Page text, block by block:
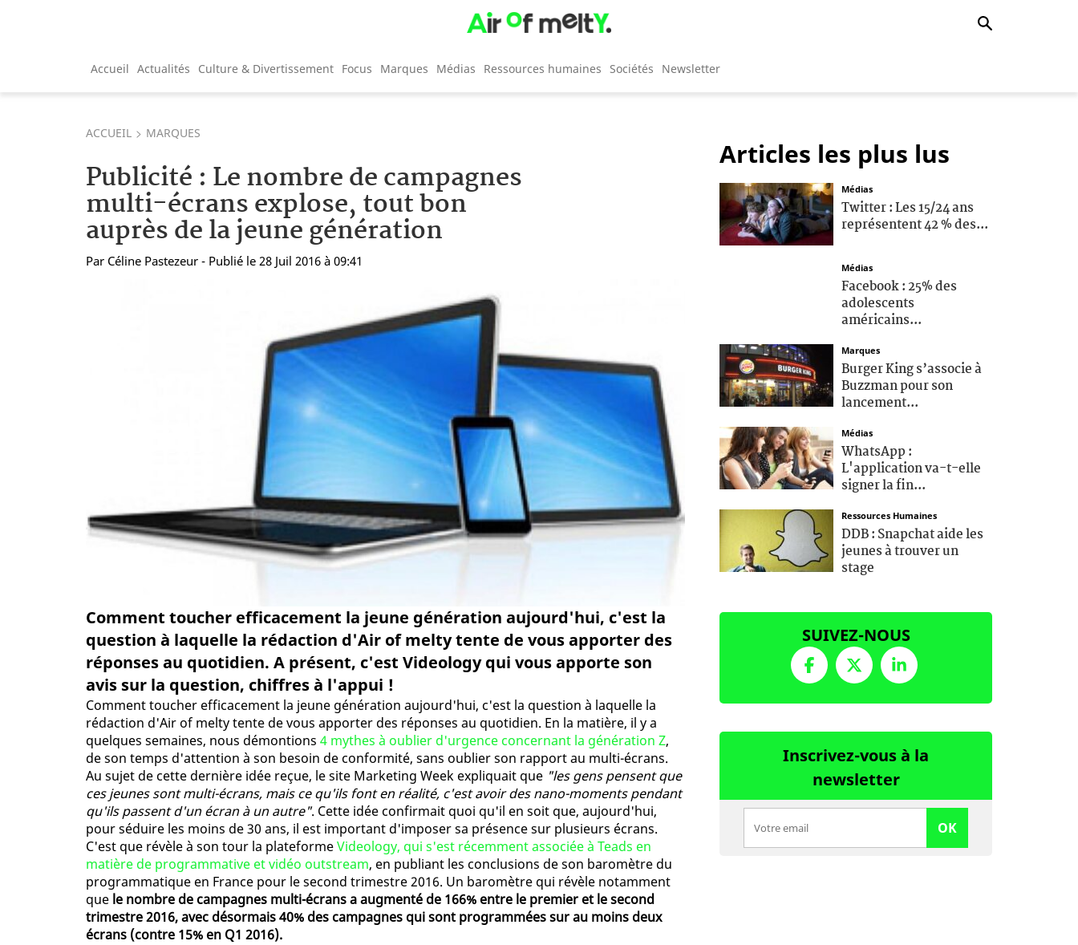
Accueil Actualités Culture & Divertissement Focus Marques Médias Ressources humaines Sociétés Newsletter
ACCUEIL MARQUES
Publicité : Le nombre de campagnes
multi-écrans explose, tout bon
auprès de la jeune génération
Par Céline Pastezeur - Publié le 28 Juil 2016 à 09:41
Comment toucher efficacement la jeune génération aujourd'hui, c'est la
question à laquelle la rédaction d'Air of melty tente de vous apporter des
réponses au quotidien. A présent, c'est Videology qui vous apporte son
avis sur la question, chiffres à l'appui !
Comment toucher efficacement la jeune génération aujourd'hui, c'est la question à laquelle la
rédaction d'Air of melty tente de vous apporter des réponses au quotidien. En la matière, il y a
quelques semaines, nous démontions 4 mythes à oublier d'urgence concernant la génération Z,
de son temps d'attention à son besoin de conformité, sans oublier son rapport au multi-écrans.
Au sujet de cette dernière idée reçue, le site Marketing Week expliquait que "les gens pensent que
ces jeunes sont multi-écrans, mais ce qu'ils font en réalité, c'est avoir des nano-moments pendant
qu'ils passent d'un écran à un autre". Cette idée confirmait quoi qu'il en soit que, aujourd'hui,
pour séduire les moins de 30 ans, il est important d'imposer sa présence sur plusieurs écrans.
C'est que révèle à son tour la plateformeVideology, qui s'est récemment associée à Teads en
matière de programmative et vidéo outstream, en publiant les conclusions de son baromètre du
programmatique en France pour le second trimestre 2016. Un baromètre qui révèle notamment
que le nombre de campagnes multi-écrans a augmenté de 166% entre le premier et le second
trimestre 2016, avec désormais 40% des campagnes qui sont programmées sur au moins deux
écrans (contre 15% en Q1 2016).
Articles les plus lus
Médias
Twitter : Les 15/24 ans
représentent 42 % des...
Médias
Facebook : 25% des
adolescents
américains...
Marques
Burger King s’associe à
Buzzman pour son
lancement...
Médias
WhatsApp :
L'application va-t-elle
signer la fin...
Ressources Humaines
DDB : Snapchat aide les
jeunes à trouver un
stage
SUIVEZ-NOUS
Inscrivez-vous à la
newsletter
OK